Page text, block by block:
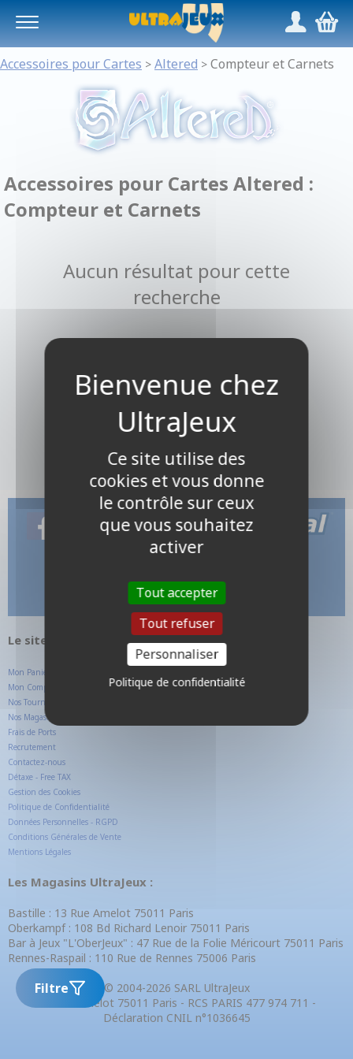
/,
Accessoires pour Cartes > Altered > Compteur et Carnets
Accessoires pour Cartes Altered :
Compteur et Carnets
Filtre
Aucun résultat pour cette
recherche
Le site internet UltraJeux.com
Mon Panier
Mon Compte Client
Nos Tournois
Nos Magasins
Frais de Ports
Recrutement
Contactez-nous
Détaxe - Free TAX
Gestion des Cookies
Politique de Confidentialité
Données Personnelles - RGPD
Conditions Générales de Vente
Mentions Légales
Les Magasins UltraJeux :
Bastille : 13 Rue Amelot 75011 Paris
Oberkampf : 108 Bd Richard Lenoir 75011 Paris
Bar à Jeux "L'OberJeux" : 47 Rue de la Folie Méricourt 75011 Paris
Rennes-Raspail : 110 Rue de Rennes 75006 Paris
© 2004-2026 SARL UltraJeux
13 Rue Amelot 75011 Paris - RCS PARIS 477 974 711 -
Déclaration CNIL n°1036645
Ce site utilise des
cookies et vous donne
le contrôle sur ceux
que vous souhaitez
activer
Tout accepter
Tout refuser
Personnaliser
Politique de confidentialité